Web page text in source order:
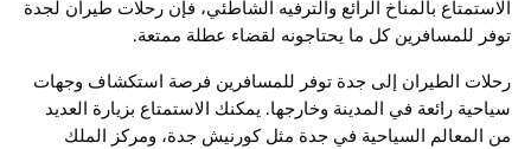
الاستمتاع بالمناخ الرائع والترفيه الشاطئي، فإن رحلات طيران لجدة
توفر للمسافرين كل ما يحتاجونه لقضاء عطلة ممتعة.
رحلات الطيران إلى جدة توفر للمسافرين فرصة استكشاف وجهات
سياحية رائعة في المدينة وخارجها. يمكنك الاستمتاع بزيارة العديد
من المعالم السياحية في جدة مثل كورنيش جدة، ومركز الملك